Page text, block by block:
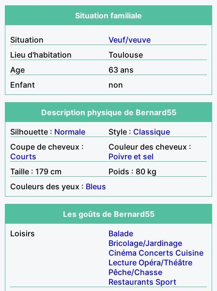
Situation familiale
Situation
Veuf/veuve
Lieu d'habitation
Toulouse
Age
63 ans
Enfant
non
Description physique de Bernard55
Silhouette : Normale Style : Classique
Coupe de cheveux :
Courts
Couleur des cheveux :
Poivre et sel
Taille : 179 cm
Poids : 80 kg
Couleurs des yeux : Bleus
Les goûts de Bernard55
Loisirs
Balade
Bricolage/Jardinage
Cinéma Concerts Cuisine
Lecture Opéra/Théâtre
Pêche/Chasse
Restaurants Sport